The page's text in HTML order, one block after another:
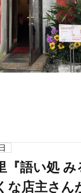
『語い処 み
な店主さん